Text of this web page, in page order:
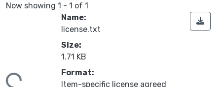
Now showing 1 - 1 of 1
Name:
license.txt
Size:
1.71 KB
Format:
Item-specific license agreed